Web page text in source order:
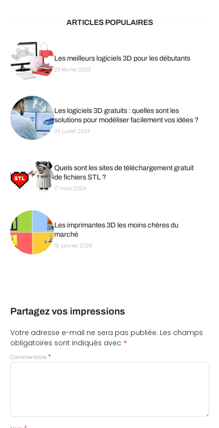
ARTICLES POPULAIRES
Les meilleurs logiciels 3D pour les débutants
23 février 2023
Les logiciels 3D gratuits : quelles sont les
solutions pour modéliser facilement vos idées ?
30 juillet 2024
Quels sont les sites de téléchargement gratuit
de fichiers STL ?
17 mars 2024
Les imprimantes 3D les moins chères du
marché
16 janvier 2025
Partagez vos impressions
Votre adresse e-mail ne sera pas publiée. Les champs
obligatoires sont indiqués avec *
Commentaire *